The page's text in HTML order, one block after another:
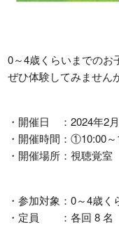
0～4歳くらいまでのお
ぜひ体験してみません
・開催日 ：2024年2月
・開催時間：①10:00
・開催場所：視聴覚室
・参加対象：0～4歳
・定員 ：各回 8 名